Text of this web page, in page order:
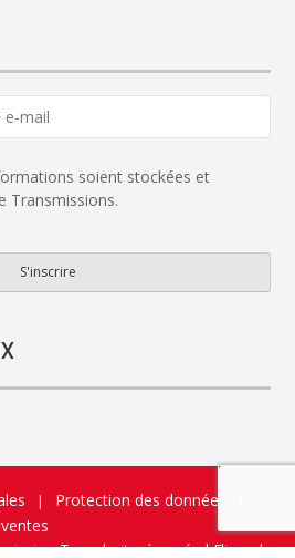
soient stockées et
Transmissions.
S'inscrire
| Protection des données
Tous droits réservés|Flippad